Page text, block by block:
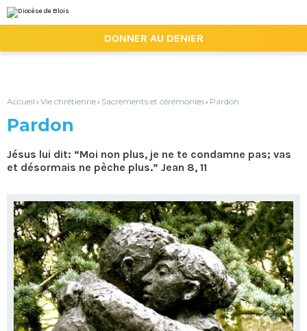
au
contenu.
la
personnels
DONNER AU DENIER
Accueil › Vie chrétienne› Sacrements et cérémonies› Pardon
Pardon
Jésus lui dit: “Moi non plus, je ne te condamne pas; vas
et désormais ne pèche plus.” Jean 8, 11